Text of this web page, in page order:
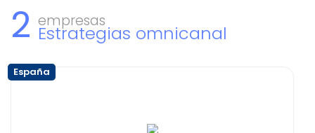
2 empresas
Estrategias omnicanal
España